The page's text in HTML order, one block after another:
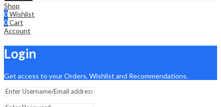
Shop
0Wishlist
0Cart
Account
Login
Get access to your Orders, Wishlist and Recommendations.